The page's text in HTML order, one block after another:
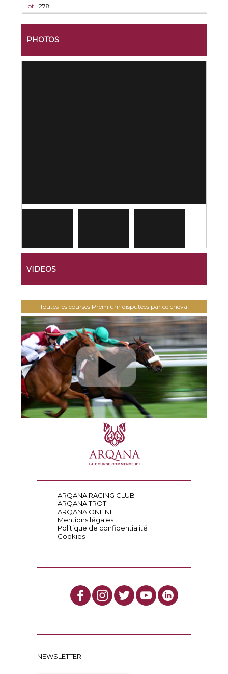
Lot
278
PHOTOS
VIDEOS
Toutes les courses Premium disputées par ce cheval
ARQANA RACING CLUB
ARQANA TROT
ARQANA ONLINE
Mentions légales
Politique de confidentialité
Cookies
NEWSLETTER